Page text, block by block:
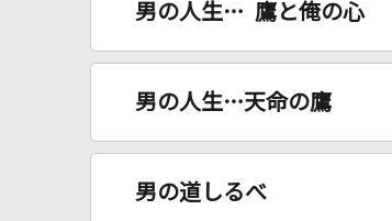
男の人生… 鷹と俺の心
男の人生…天命の鷹
男の道しるべ